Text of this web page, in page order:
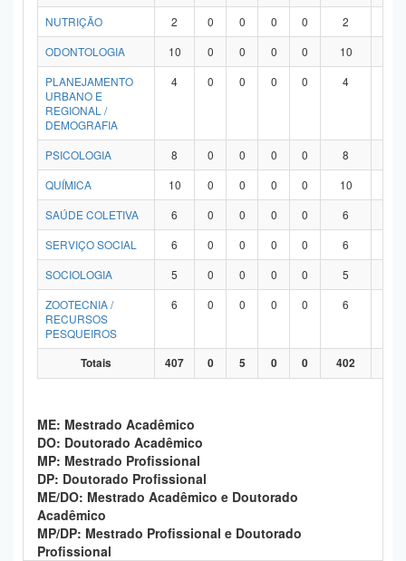
NUTRIÇÃO 2 0 0 0 0 2
ODONTOLOGIA
10 0 0 0 0 10
PLANEJAMENTO
URBANO E
REGIONAL /
DEMOGRAFIA
4 0 0 0 0 4
PSICOLOGIA 8 0 0 0 0 8
QUÍMICA
10 0 0 0 0 10
SAÚDE COLETIVA
6 0 0 0 0 6
SERVIÇO SOCIAL
6 0 0 0 0 6
SOCIOLOGIA
5 0 0 0 0 5
ZOOTECNIA /
RECURSOS
PESQUEIROS
6 0 0 0 0 6
Totais 407 0 5 0 0 402
ME: Mestrado Acadêmico
DO: Doutorado Acadêmico
MP: Mestrado Profissional
DP: Doutorado Profissional
ME/DO: Mestrado Acadêmico e Doutorado
Acadêmico
MP/DP: Mestrado Profissional e Doutorado
Profissional